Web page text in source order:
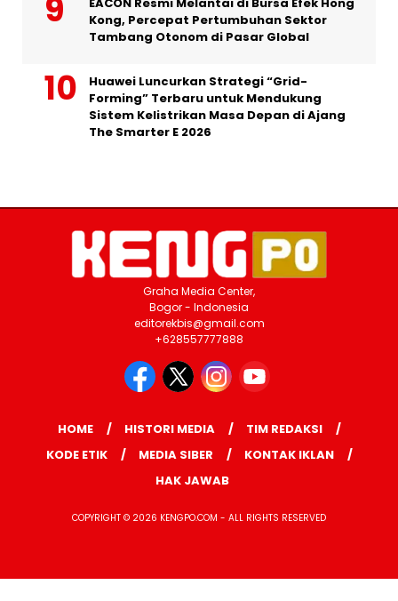
EACON Resmi Melantai di Bursa Efek Hong
Kong, Percepat Pertumbuhan Sektor
Tambang Otonom di Pasar Global
Huawei Luncurkan Strategi “Grid-
Forming” Terbaru untuk Mendukung
Sistem Kelistrikan Masa Depan di Ajang
The Smarter E 2026
Graha Media Center,
Bogor - Indonesia
editorekbis@gmail.com
+628557777888
HOME HISTORI MEDIA
TIM REDAKSI
KODE ETIK
MEDIA SIBER
KONTAK IKLAN
HAK JAWAB
COPYRIGHT © 2026 KENGPO.COM - ALL RIGHTS RESERVED